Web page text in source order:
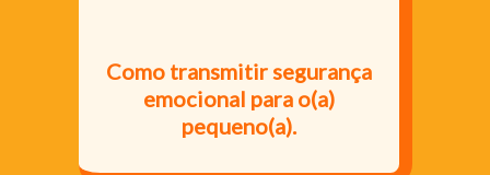
Como transmitir segurança
emocional para o(a)
pequeno(a).